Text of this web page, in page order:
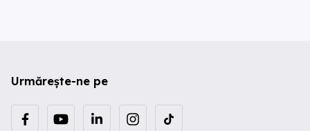
Urmărește-ne pe